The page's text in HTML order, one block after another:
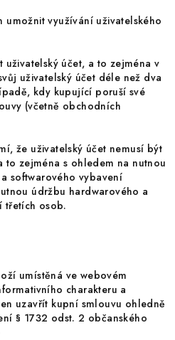
využívání uživatelského
uživatelský účet, a to zejména v
uživatelský účet déle než dva
kdy kupující poruší své
(včetně obchodních
že uživatelský účet nemusí být
to zejména s ohledem na nutnou
softwarového vybavení
údržbu hardwarového a
třetích osob.
umístěná ve webovém
charakteru a
uzavřít kupní smlouvu ohledně
§ 1732 odst. 2 občanského